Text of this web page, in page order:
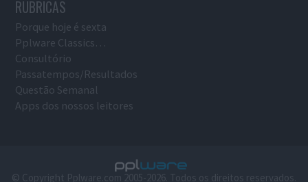
RUBRICAS
Porque hoje é sexta
Pplware Classics…
Consultório
Passatempos/Resultados
Questão Semanal
Apps dos nossos leitores
© Copyright Pplware.com 2005-2026. Todos os direitos reservados.